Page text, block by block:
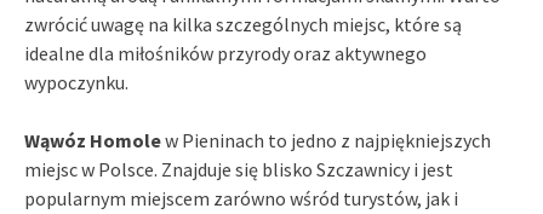
zwrócić uwagę na kilka szczególnych miejsc, które są
idealne dla miłośników przyrody oraz aktywnego
wypoczynku.
Wąwóz Homolew Pieninach to jedno z najpiękniejszych
miejsc w Polsce. Znajduje się blisko Szczawnicy i jest
popularnym miejscem zarówno wśród turystów, jak i